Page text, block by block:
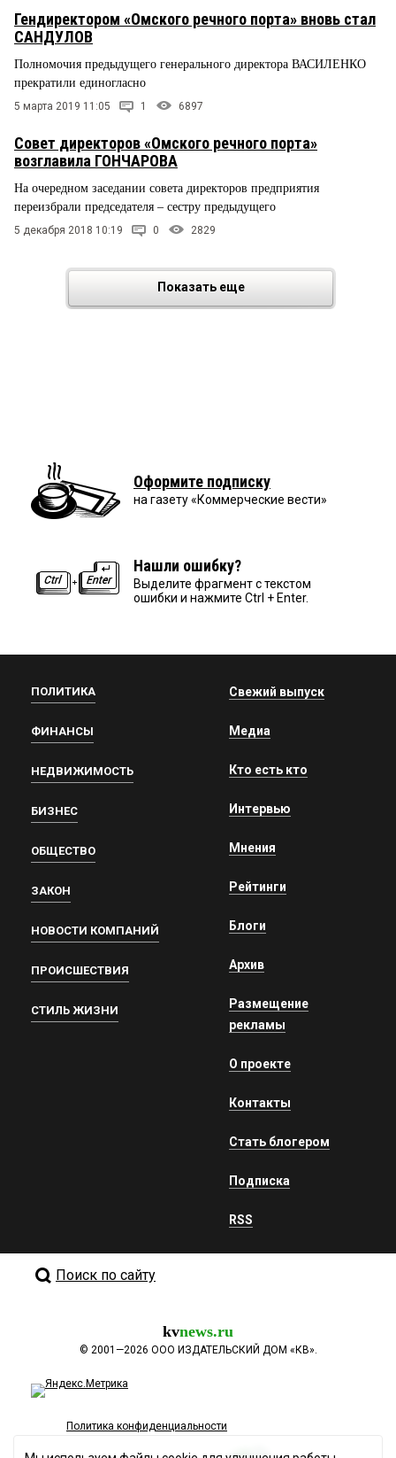
Гендиректором «Омского речного порта» вновь стал
САНДУЛОВ
Полномочия предыдущего генерального директора ВАСИЛЕНКО
прекратили единогласно
5 марта 2019 11:05 1 6897
Совет директоров «Омского речного порта»
возглавила ГОНЧАРОВА
На очередном заседании совета директоров предприятия
переизбрали председателя – сестру предыдущего
5 декабря 2018 10:19 0 2829
Показать еще
Оформите подписку
на газету «Коммерческие вести»
Нашли ошибку?
Выделите фрагмент с текстом
ошибки и нажмите Ctrl + Enter.
ПОЛИТИКА
ФИНАНСЫ
НЕДВИЖИМОСТЬ
БИЗНЕС
ОБЩЕСТВО
ЗАКОН
НОВОСТИ КОМПАНИЙ
ПРОИСШЕСТВИЯ
СТИЛЬ ЖИЗНИ
Свежий выпуск
Медиа
Кто есть кто
Интервью
Мнения
Рейтинги
Блоги
Архив
Размещение
рекламы
О проекте
Контакты
Стать блогером
Подписка
RSS
Поиск по сайту
kvnews.ru
© 2001—2026 ООО ИЗДАТЕЛЬСКИЙ ДОМ «КВ».
Политика конфиденциальности